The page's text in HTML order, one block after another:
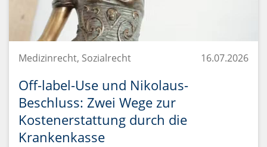
Medizinrecht, Sozialrecht 16.07.2026
Off-label-Use und Nikolaus-
Beschluss: Zwei Wege zur
Kostenerstattung durch die
Krankenkasse